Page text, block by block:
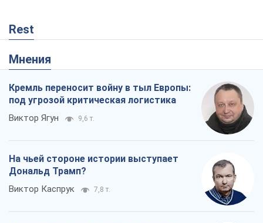
Rest
Мнения
Кремль переносит войну в тыл Европы:
под угрозой критическая логистика
Виктор Ягун 9,6 т.
На чьей стороне истории выступает
Дональд Трамп?
Виктор Каспрук 7,8 т.